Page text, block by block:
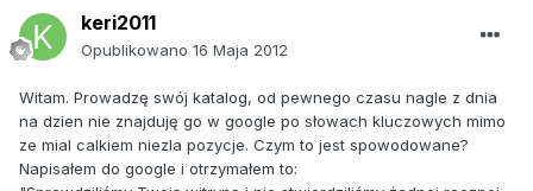
keri2011
Opublikowano 16 Maja 2012
Witam. Prowadzę swój katalog, od pewnego czasu nagle z dnia
na dzien nie znajduję go w google po słowach kluczowych mimo
ze mial calkiem niezla pozycje. Czym to jest spowodowane?
Napisałem do google i otrzymałem to: